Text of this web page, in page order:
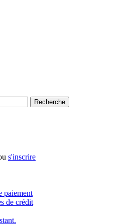
Recherche
s'inscrire
paiement
de crédit